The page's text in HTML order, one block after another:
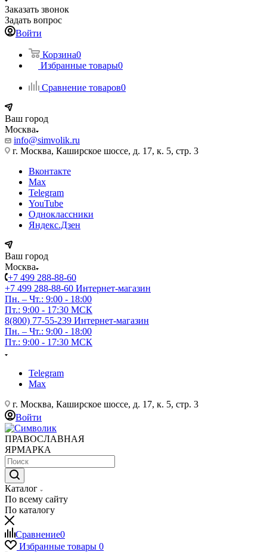
Заказать звонок
Задать вопрос
Войти
Корзина0
Избранные товары0
Сравнение товаров0
Ваш город
Москва
info@simvolik.ru
г. Москва, Каширское шоссе, д. 17, к. 5, стр. 3
Вконтакте
Max
Telegram
YouTube
Одноклассники
Яндекс.Дзен
Ваш город
Москва
+7 499 288-88-60
+7 499 288-88-60 Интернет-магазин
Пн. – Чт.: 9:00 - 18:00
Пт.: 9:00 - 17:30 МСК
8(800) 77-55-239 Интернет-магазин
Пн. – Чт.: 9:00 - 18:00
Пт.: 9:00 - 17:30 МСК
Telegram
Max
г. Москва, Каширское шоссе, д. 17, к. 5, стр. 3
Войти
ПРАВОСЛАВНАЯ
ЯРМАРКА
Каталог
По всему сайту
По каталогу
Сравнение0
Избранные товары 0